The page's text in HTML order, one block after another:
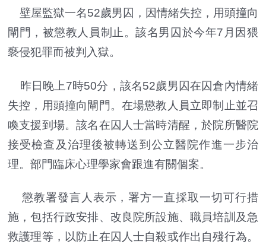
壁屋監獄一名52歲男囚，因情緒失控，用頭撞向
閘門，被懲教人員制止。該名男囚於今年7月因猥
褻侵犯罪而被判入獄。
昨日晚上7時50分，該名52歲男囚在囚倉內情緒
失控，用頭撞向閘門。在場懲教人員立即制止並召
喚支援到場。該名在囚人士當時清醒，於院所醫院
接受檢查及治理後被轉送到公立醫院作進一步治
理。部門臨床心理學家會跟進有關個案。
懲教署發言人表示，署方一直採取一切可行措
施，包括行政安排、改良院所設施、職員培訓及急
救護理等，以防止在囚人士自殺或作出自殘行為。